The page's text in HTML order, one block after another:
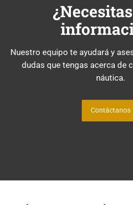
Nuestro equipo te ayudará y
dudas que tengas acerca de
náutica.
Contáctanos